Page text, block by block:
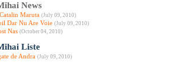
News
Maruta (July 09, 2010)
Dar Nu Are Voie (July 09, 2010)
Nas (October 04, 2010)
Liste
de Andra (July 09, 2010)